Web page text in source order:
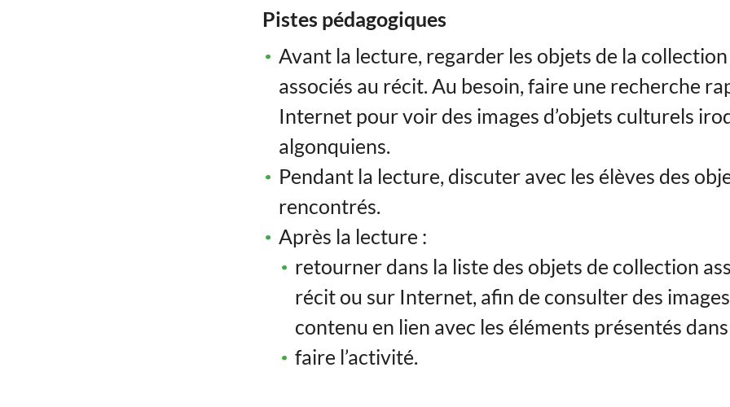
Pistes pédagogiques
Avant la lecture, regarder les objets de la
associés au récit. Au besoin, faire une recherche
Internet pour voir des images d’objets culturels
algonquiens.
Pendant la lecture, discuter avec les élèves des
rencontrés.
Après la lecture :
retourner dans la liste des objets de collection
récit ou sur Internet, afin de consulter des
contenu en lien avec les éléments présentés
faire l’activité.